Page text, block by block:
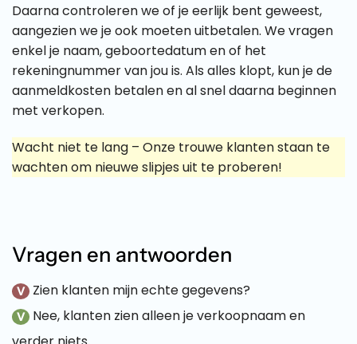
Daarna controleren we of je eerlijk bent geweest,
aangezien we je ook moeten uitbetalen. We vragen
enkel je naam, geboortedatum en of het
rekeningnummer van jou is. Als alles klopt, kun je de
aanmeldkosten betalen en al snel daarna beginnen
met verkopen.
Wacht niet te lang – Onze trouwe klanten staan te
wachten om nieuwe slipjes uit te proberen!
Vragen en antwoorden
V Zien klanten mijn echte gegevens?
V Nee, klanten zien alleen je verkoopnaam en